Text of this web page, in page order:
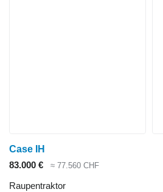
Case IH
83.000 €
≈ 77.560 CHF
Raupentraktor